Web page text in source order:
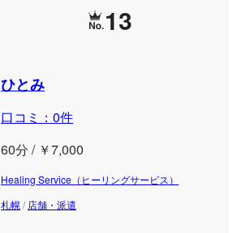
13
ひとみ
口コミ：0件
60分 / ￥7,000
Healing Service（ヒーリングサービス）
札幌/ 店舗・派遣